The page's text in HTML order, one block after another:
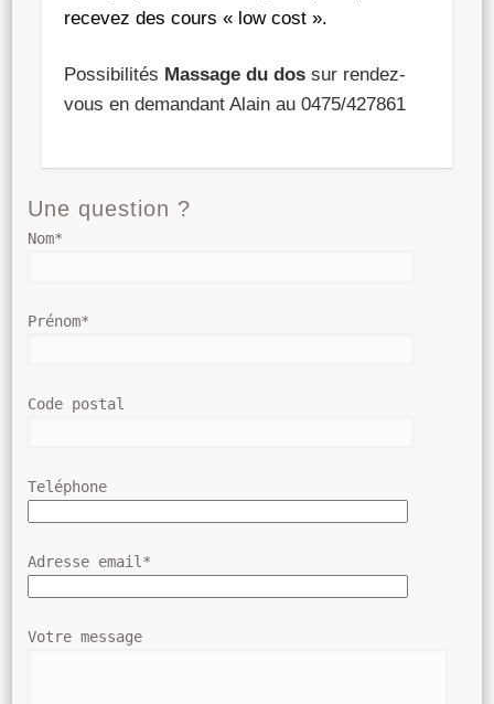
recevez des cours « low cost ».
Possibilités Massage du dos sur rendez-
vous en demandant Alain au 0475/427861
Une question ?
Nom*
Prénom*
Code postal
Teléphone
Adresse email*
Votre message